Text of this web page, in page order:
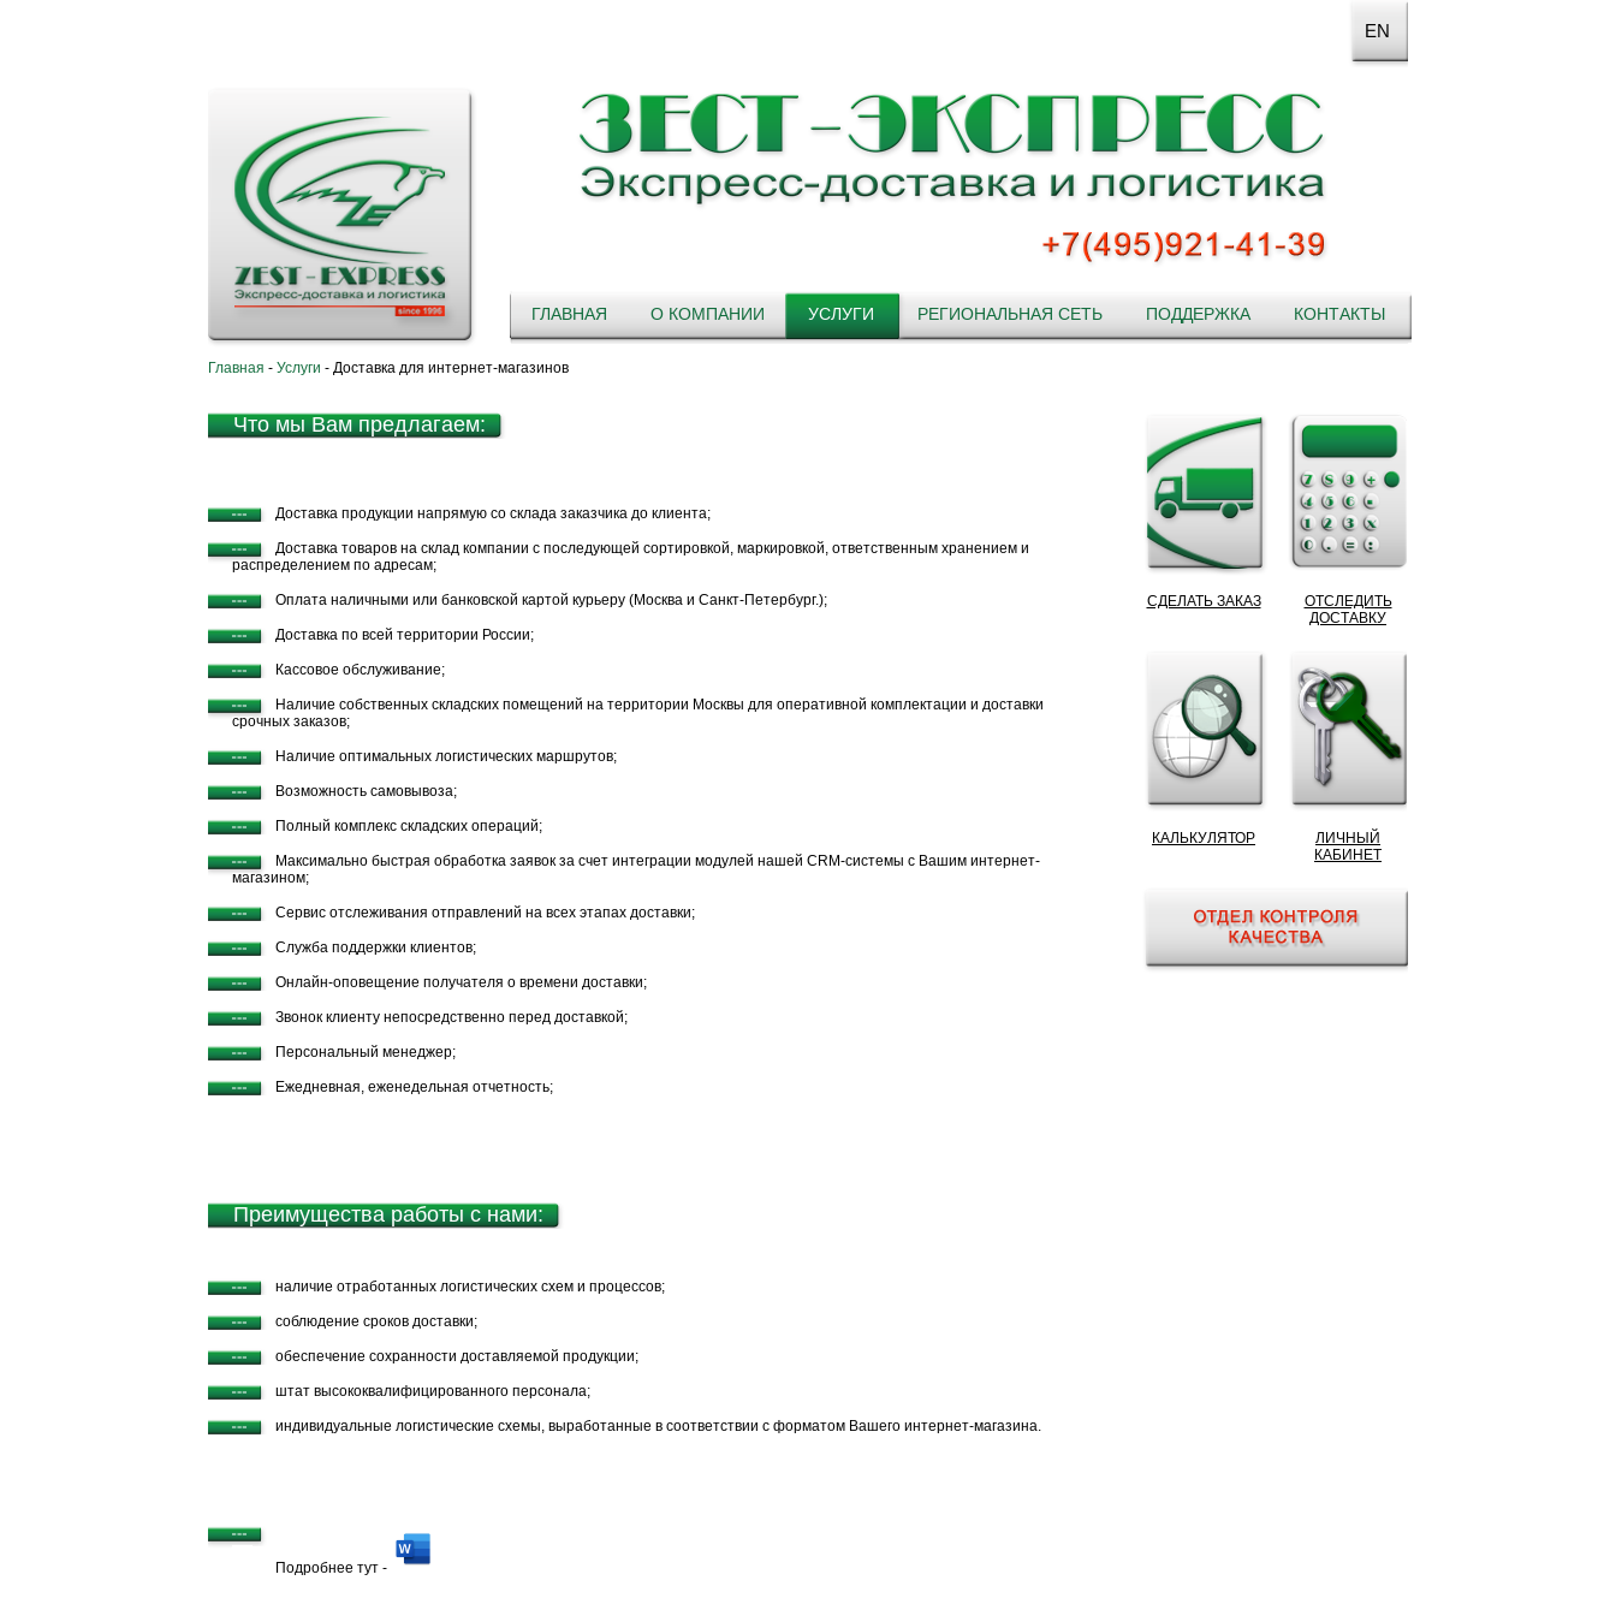
EN
ГЛАВНАЯ О КОМПАНИИ УСЛУГИ РЕГИОНАЛЬНАЯ СЕТЬ ПОДДЕРЖКА КОНТАКТЫ
Главная - Услуги - Доставка для интернет-магазинов
Что мы Вам предлагаем:
Доставка продукции напрямую со склада заказчика до клиента;
Доставка товаров на склад компании с последующей сортировкой, маркировкой, ответственным хранением и
распределением по адресам;
Оплата наличными или банковской картой курьеру (Москва и Санкт-Петербург.);
Доставка по всей территории России;
Кассовое обслуживание;
Наличие собственных складских помещений на территории Москвы для оперативной комплектации и доставки
срочных заказов;
Наличие оптимальных логистических маршрутов;
Возможность самовывоза;
Полный комплекс складских операций;
Максимально быстрая обработка заявок за счет интеграции модулей нашей CRM-системы с Вашим интернет-
магазином;
Сервис отслеживания отправлений на всех этапах доставки;
Служба поддержки клиентов;
Онлайн-оповещение получателя о времени доставки;
Звонок клиенту непосредственно перед доставкой;
Персональный менеджер;
Ежедневная, еженедельная отчетность;
Преимущества работы с нами:
наличие отработанных логистических схем и процессов;
соблюдение сроков доставки;
обеспечение сохранности доставляемой продукции;
штат высококвалифицированного персонала;
индивидуальные логистические схемы, выработанные в соответствии с форматом Вашего интернет-магазина.
Подробнее тут -
СДЕЛАТЬ ЗАКАЗ
ОТСЛЕДИТЬ
ДОСТАВКУ
КАЛЬКУЛЯТОР
ЛИЧНЫЙ
КАБИНЕТ